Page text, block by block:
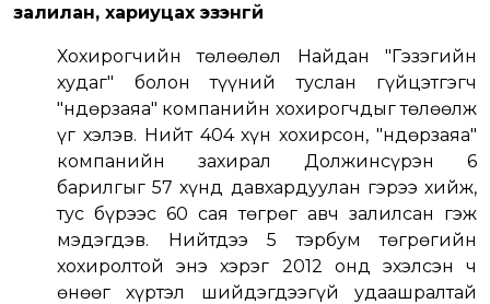
залилан, хариуцах эзэнгүй
Хохирогчийн төлөөлөл Найдан "Гэзэгийн
худаг" болон түүний туслан гүйцэтгэгч
"Өндөрзаяа" компанийн хохирогчдыг төлөөлж
үг хэлэв. Нийт 404 хүн хохирсон, "Өндөрзаяа"
компанийн захирал Должинсүрэн 6
барилгыг 57 хүнд давхардуулан гэрээ хийж,
тус бүрээс 60 сая төгрөг авч залилсан гэж
мэдэгдэв. Нийтдээ 5 тэрбум төгрөгийн
хохиролтой энэ хэрэг 2012 онд эхэлсэн ч
өнөөг хүртэл шийдэгдээгүй удаашралтай